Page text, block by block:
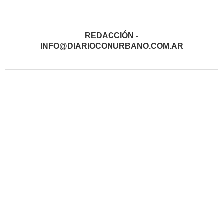
REDACCIÓN -
INFO@DIARIOCONURBANO.COM.AR